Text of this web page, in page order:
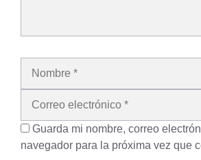
Guarda mi nombre, correo
navegador para la próxima vez que